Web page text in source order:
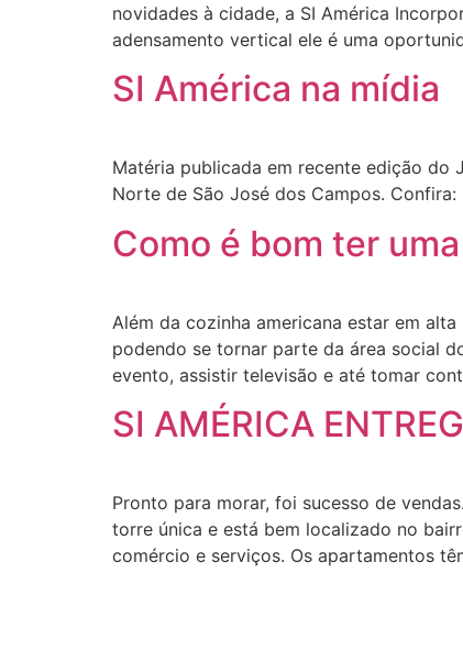
novidades à cidade, a SI América
adensamento vertical ele é uma
SI América na mídia
Matéria publicada em recente edição do
Norte de São José dos Campos. Confira:
Como é bom ter
Além da cozinha americana estar em
podendo se tornar parte da área social
evento, assistir televisão e até tomar
SI AMÉRICA
Pronto para morar, foi sucesso de
torre única e está bem localizado no
comércio e serviços. Os apartamentos